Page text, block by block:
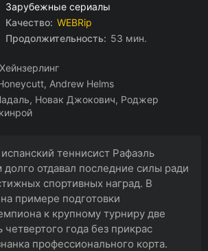
Зарубежные сериалы
Качество: WEBRip
Продолжительность: 53 мин.
Andrew Helms
Новак Джокович, Роджер
теннисист Рафаэль
отдавал последние силы ради
спортивных наград. В
примере подготовки
к крупному турниру две
четвертого года без прикрас
профессионального корта.